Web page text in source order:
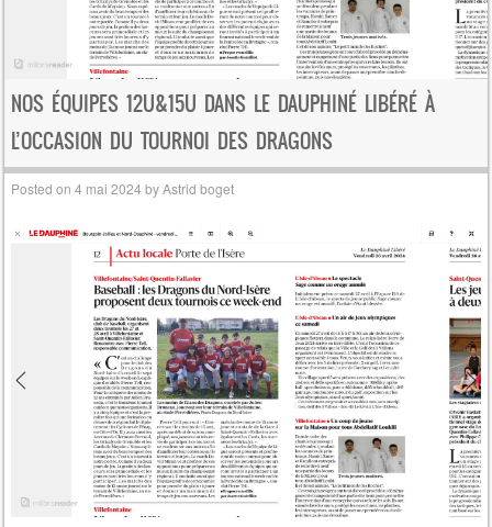
NOS ÉQUIPES 12U&15U DANS LE DAUPHINÉ LIBÉRÉ À
L’OCCASION DU TOURNOI DES DRAGONS
Posted on4 mai 2024 byAstrid boget